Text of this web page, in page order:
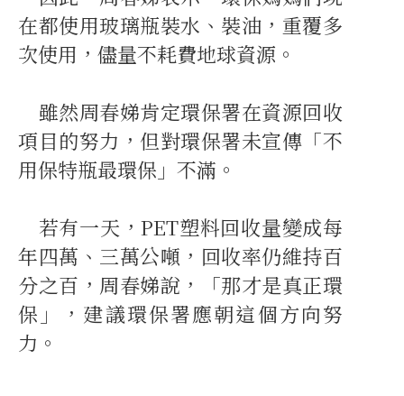
在都使用玻璃瓶裝水、裝油，重覆多
次使用，儘量不耗費地球資源。
雖然周春娣肯定環保署在資源回收
項目的努力，但對環保署未宣傳「不
用保特瓶最環保」不滿。
若有一天，PET塑料回收量變成每
年四萬、三萬公噸，回收率仍維持百
分之百，周春娣說，「那才是真正環
保」，建議環保署應朝這個方向努
力。